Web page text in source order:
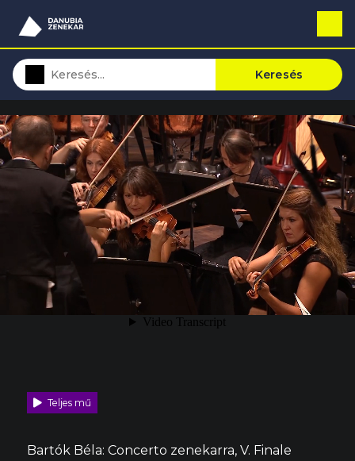
Keresés
Teljes mű
Bartók Béla: Concerto zenekarra, V. Finale